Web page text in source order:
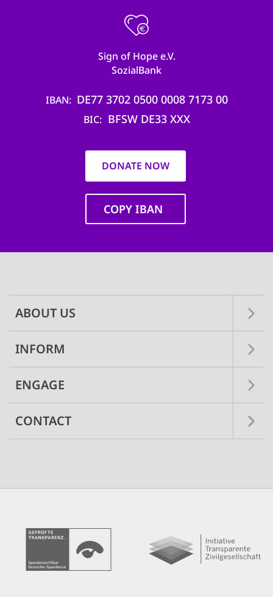
Sign of Hope e.V.
SozialBank
IBAN DE77 3702 0500 0008 7173 00
BIC BFSW DE33 XXX
DONATE NOW
COPY IBAN
ABOUT US
INFORM
ENGAGE
CONTACT